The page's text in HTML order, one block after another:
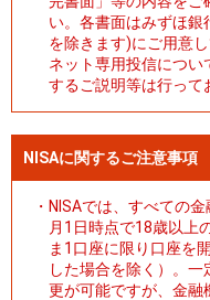
い。各書面はみずほ
を除きます)にご用意
ネット専用投信につ
するご説明等は行って
NISAに関するご注意事項
・ NISAでは、すべての
月1日時点で18歳以上
ま1口座に限り口座を
した場合を除く）。
更が可能ですが、金融